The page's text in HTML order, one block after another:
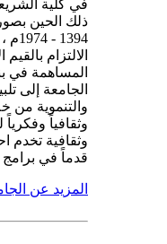
ذلك الحين
الالتزام
المساهمة في
الجامعة إلى
والتنموية من
وثقافياً
وثقافية تخدم
قدماً في برامج
المزيد عن